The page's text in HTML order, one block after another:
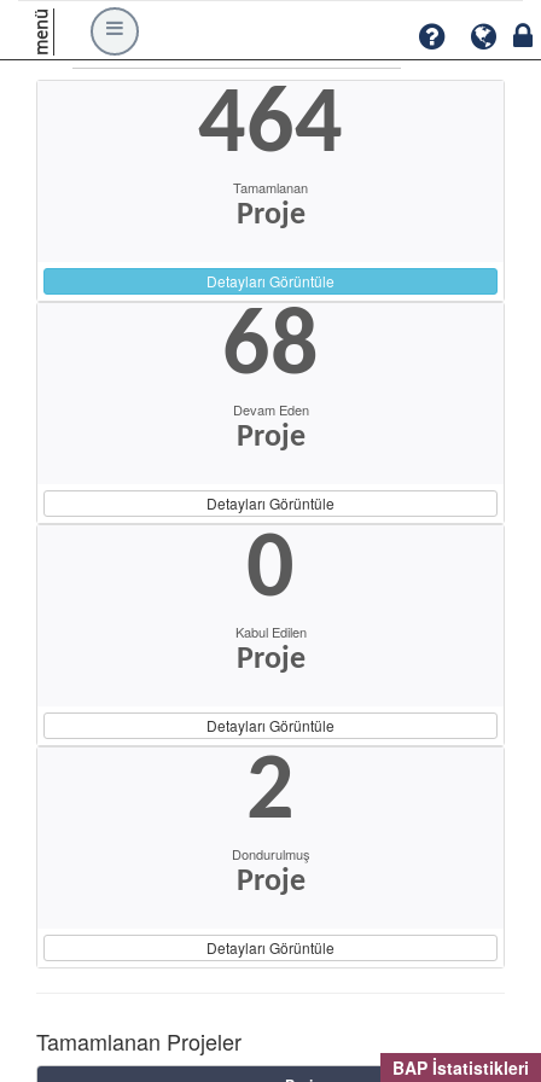
BAP İstatistikleri
menü
464
Tamamlanan
Proje
Detayları Görüntüle
68
Devam Eden
Proje
Detayları Görüntüle
0
Kabul Edilen
Proje
Detayları Görüntüle
2
Dondurulmuş
Proje
Detayları Görüntüle
Tamamlanan Projeler